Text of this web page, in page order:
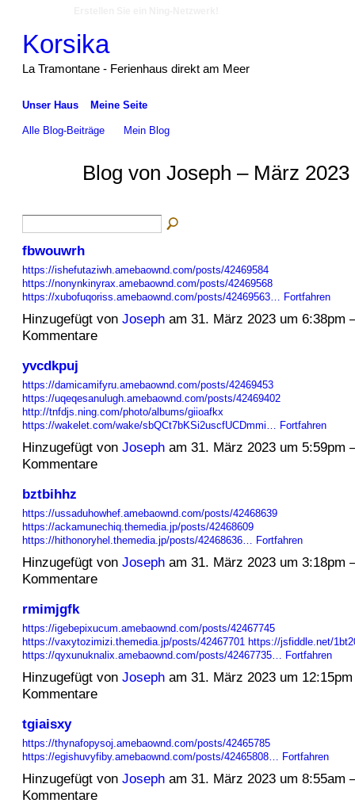
Korsika
La Tramontane - Ferienhaus direkt am Meer
Unser Haus Meine Seite
Alle Blog-Beiträge Mein Blog
Blog von Joseph – März
fbwouwrh
https://ishefutaziwh.amebaownd.com/posts/42469584
https://nonynkinyrax.amebaownd.com/posts/42469568
https://xubofuqoriss.amebaownd.com/posts/42469563…
Fortfahren
Hinzugefügt von Josepham 31. März 2023 um 6:38pm
Kommentare
yvcdkpuj
https://damicamifyru.amebaownd.com/posts/42469453
https://uqeqesanulugh.amebaownd.com/posts/42469402
http://tnfdjs.ning.com/photo/albums/giioafkx
https://wakelet.com/wake/sbQCt7bKSi2uscfUCDmmi…
Fortfahren
Hinzugefügt von Josepham 31. März 2023 um 5:59pm
Kommentare
bztbihhz
https://ussaduhowhef.amebaownd.com/posts/42468639
https://ackamunechiq.themedia.jp/posts/42468609
https://hithonoryhel.themedia.jp/posts/42468636…
Fortfahren
Hinzugefügt von Josepham 31. März 2023 um 3:18pm
Kommentare
rmimjgfk
https://igebepixucum.amebaownd.com/posts/42467745
https://vaxytozimizi.themedia.jp/posts/42467701 https://jsfiddle.net/
https://qyxunuknalix.amebaownd.com/posts/42467735…
Fortfahren
Hinzugefügt von Josepham 31. März 2023 um
Kommentare
tgiaisxy
https://thynafopysoj.amebaownd.com/posts/42465785
https://egishuvyfiby.amebaownd.com/posts/42465808…
Fortfahren
Hinzugefügt von Josepham 31. März 2023 um 8:55am
Kommentare